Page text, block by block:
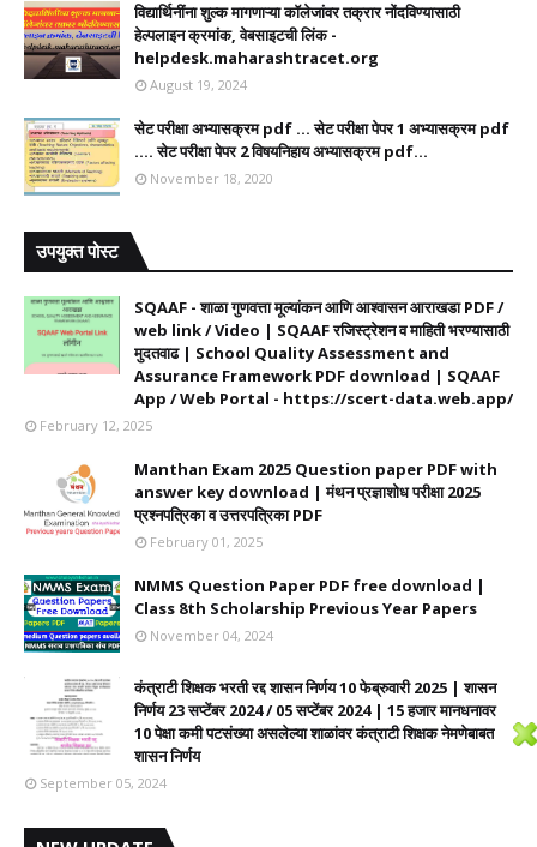
विद्यार्थिनींना शुल्क मागणाऱ्या कॉलेजांवर तक्रार नोंदविण्यासाठी
हेल्पलाइन क्रमांक, वेबसाइटची लिंक -
helpdesk.maharashtracet.org
August 19, 2024
सेट परीक्षा अभ्यासक्रम pdf ... सेट परीक्षा पेपर 1 अभ्यासक्रम pdf
.... सेट परीक्षा पेपर 2 विषयनिहाय अभ्यासक्रम pdf...
November 18, 2020
उपयुक्त पोस्ट
SQAAF - शाळा गुणवत्ता मूल्यांकन आणि आश्वासन आराखडा PDF /
web link / Video | SQAAF रजिस्ट्रेशन व माहिती भरण्यासाठी
मुदतवाढ | School Quality Assessment and
Assurance Framework PDF download | SQAAF
App / Web Portal - https://scert-data.web.app/
February 12, 2025
Manthan Exam 2025 Question paper PDF with
answer key download | मंथन प्रज्ञाशोध परीक्षा 2025
प्रश्नपत्रिका व उत्तरपत्रिका PDF
February 01, 2025
NMMS Question Paper PDF free download |
Class 8th Scholarship Previous Year Papers
November 04, 2024
कंत्राटी शिक्षक भरती रद्द शासन निर्णय 10 फेब्रुवारी 2025 | शासन
निर्णय 23 सप्टेंबर 2024 / 05 सप्टेंबर 2024 | 15 हजार मानधनावर
10 पेक्षा कमी पटसंख्या असलेल्या शाळांवर कंत्राटी शिक्षक नेमणेबाबत
शासन निर्णय
September 05, 2024